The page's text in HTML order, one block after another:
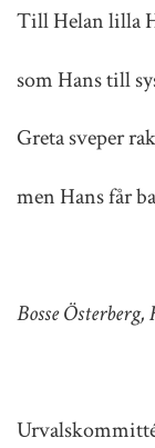
Till Helan lilla
som Hans till
Greta sveper
men Hans får
Bosse